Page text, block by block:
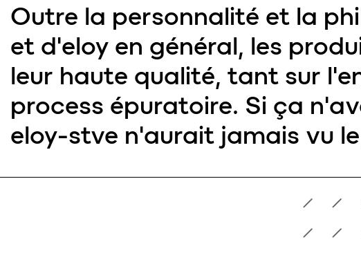
Outre la personnalité et la
et d'eloy en général, les
leur haute qualité, tant sur
process épuratoire. Si ça
eloy-stve n'aurait jamais vu